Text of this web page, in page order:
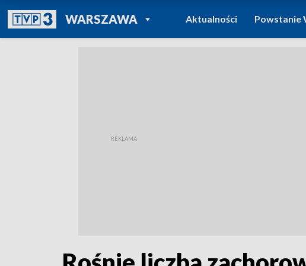
WARSZAWAPOWRÓT DO
TVP REGIONY
Aktualności Powstanie